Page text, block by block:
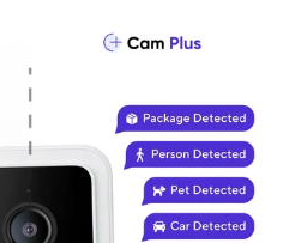
Precio de
59,98 US$Precio habitual
63,96 US$
More options